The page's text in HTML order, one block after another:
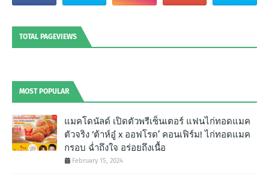
TOTAL PAGEVIEWS
MOST POPULAR
แมคโดนัลด์ เปิดตัวพรีเซ็นเตอร์ แฟนไก่ทอดแมค
ตัวจริง ‘ต้าห์อู๋ x ออฟโรด’ คอนเฟิร์ม! ไก่ทอดแมค
กรอบ ฉํ่าถึงใจ อร่อยถึงเนื้อ
February 15, 2024